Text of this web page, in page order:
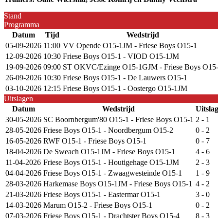
Stand
Programma
Datum
Tijd
Wedstrijd
05-09-2026 11:00 VV Opende O15-1JM - Friese Boys O15-1
12-09-2026 10:30 Friese Boys O15-1 - VIOD O15-1JM
19-09-2026 09:00 ST OKVC/Ezinge O15-1GJM - Friese Boys
26-09-2026 10:30 Friese Boys O15-1 - De Lauwers O15-1
03-10-2026 12:15 Friese Boys O15-1 - Oostergo O15-1JM
Uitslagen
Datum
Wedstrijd
Uitslag
30-05-2026 SC Boornbergum'80 O15-1 - Friese Boys O15-1 2 - 1
28-05-2026 Friese Boys O15-1 - Noordbergum O15-2
0 - 2
16-05-2026 RWF O15-1 - Friese Boys O15-1
0 - 7
18-04-2026 De Sweach O15-1JM - Friese Boys O15-1
4 - 6
11-04-2026 Friese Boys O15-1 - Houtigehage O15-1JM
2 - 3
04-04-2026 Friese Boys O15-1 - Zwaagwesteinde O15-1
1 - 9
28-03-2026 Harkemase Boys O15-1JM - Friese Boys O15-1 4 - 2
21-03-2026 Friese Boys O15-1 - Eastermar O15-1
3 - 0
14-03-2026 Marum O15-2 - Friese Boys O15-1
0 - 2
07-03-2026 Friese Boys O15-1 - Drachtster Boys O15-4 8 - 3